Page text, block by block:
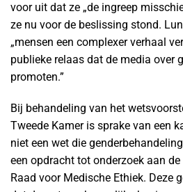
voor uit dat ze „de ingreep
ze nu voor de beslissing stond.
„mensen een complexer verhaal
publieke relaas dat de media over
promoten.”
Bij behandeling van het
Tweede Kamer is sprake van een
niet een wet die
een opdracht tot onderzoek aan
Raad voor Medische Ethiek. Deze